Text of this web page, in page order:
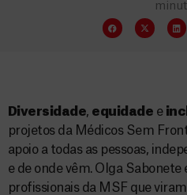
Diversidade, equidade e
projetos da Médicos Sem
apoio a todas as pessoas,
e de onde vêm. Olga Sabonete
profissionais da MSF que